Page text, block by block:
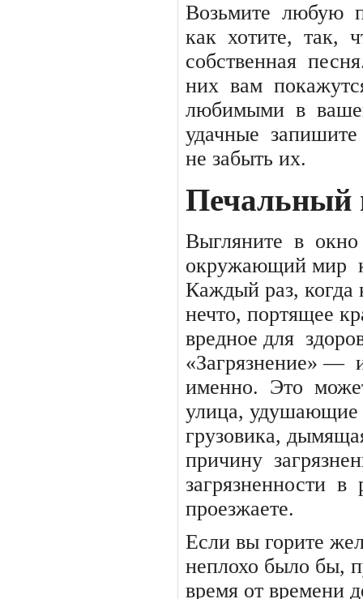
Возьмите любую
как хотите, так,
собственная
них вам
любимыми в
удачные запишите
не забыть их.
Печальный
Выгляните в окно
окружающий мир
Каждый раз, когда
нечто, портящее
вредное для
«Загрязнение» —
именно. Это
улица, удушающие
грузовика,
причину
загрязненности в
проезжаете.
Если вы горите
неплохо было бы,
время от времени